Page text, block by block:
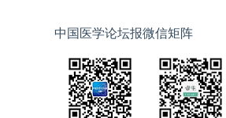
中国医学论坛报微信矩阵